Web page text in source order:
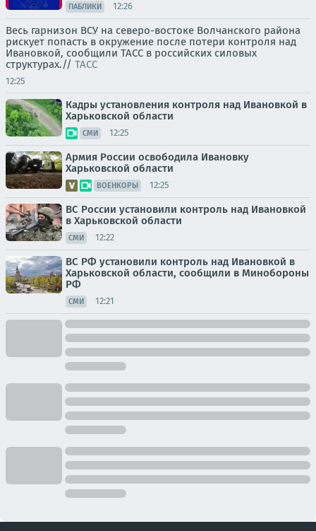
ПАБЛИКИ 12:26
Весь гарнизон ВСУ на северо-востоке Волчанского района
рискует попасть в окружение после потери контроля над
Ивановкой, сообщили ТАСС в российских силовых
структурах.// ТАСС
12:25
Кадры установления контроля над Ивановкой в
Харьковской области
СМИ 12:25
Армия России освободила Ивановку
Харьковской области
ВОЕНКОРЫ 12:25
ВС России установили контроль над Ивановкой
в Харьковской области
СМИ 12:22
ВС РФ установили контроль над Ивановкой в
Харьковской области, сообщили в Минобороны
РФ
СМИ 12:21